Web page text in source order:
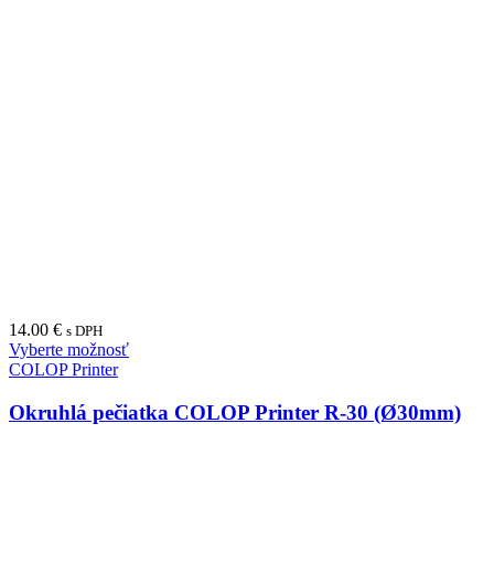
14.00 € s DPH
Vyberte možnosť
COLOP Printer
Okruhlá pečiatka COLOP Printer R-30 (Ø30mm)